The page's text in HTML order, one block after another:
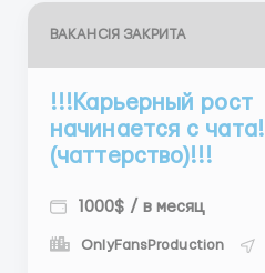
ВАКАНСІЯ ЗАКРИТА
!!!Карьерный рост
начинается с чата!
(чаттерство)!!!
1000$ / в месяц
OnlyFansProduction